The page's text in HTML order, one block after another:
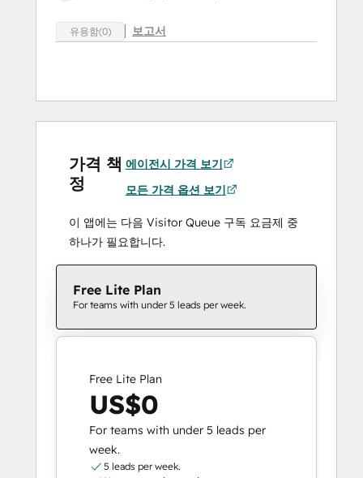
유용함(0) 보고서
가격 책
정
에이전시 가격 보기
모든 가격 옵션 보기
이 앱에는 다음 Visitor Queue 구독 요금제 중
하나가 필요합니다.
Free Lite Plan
For teams with under 5 leads per week.
Free Lite Plan
US$0
For teams with under 5 leads per
week.
5 leads per week.